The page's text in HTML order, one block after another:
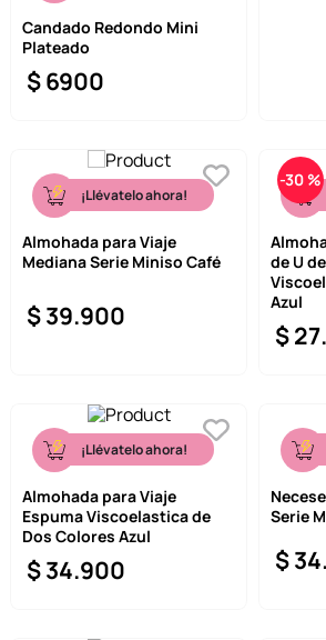
Candado Redondo Mini
Plateado
$6900
¡Llévatelo ahora!
Almohada para Viaje
Mediana Serie Miniso Café
$39.900
-30 %
de U
Azul
$27.
¡Llévatelo ahora!
Almohada para Viaje
Espuma Viscoelastica de
Dos Colores Azul
$34.900
Serie
$34.